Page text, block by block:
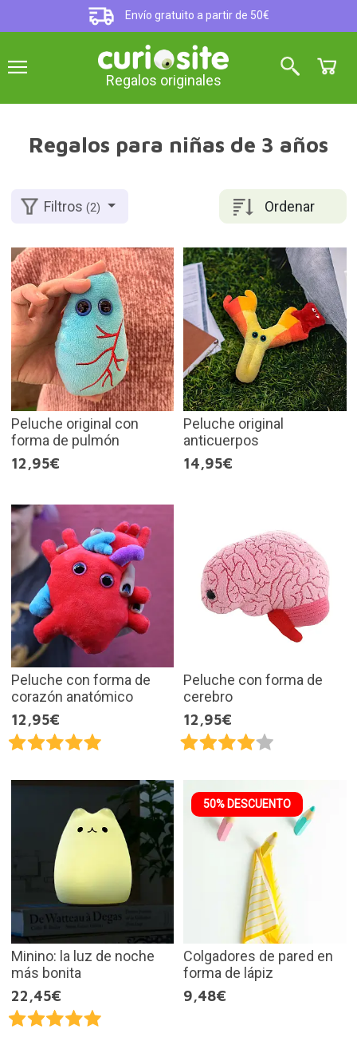
Envío gratuito a partir de 50€
Regalos originales
Regalos para niñas de 3 años
Ordenar
Filtros(2)
Peluche original con
forma de pulmón
12,95€
Peluche original
anticuerpos
14,95€
Peluche con forma de
corazón anatómico
12,95€
Peluche con forma de
cerebro
12,95€
Minino: la luz de noche
más bonita
22,45€
50% DESCUENTO
Colgadores de pared en
forma de lápiz
9,48€